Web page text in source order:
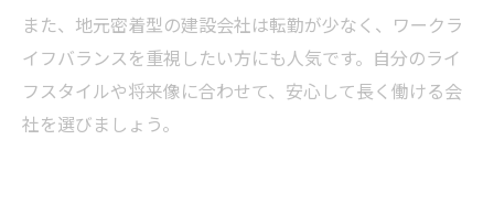
また、地元密着型の建設会社は転勤が少なく、ワークラ
イフバランスを重視したい方にも人気です。自分のライ
フスタイルや将来像に合わせて、安心して長く働ける会
社を選びましょう。